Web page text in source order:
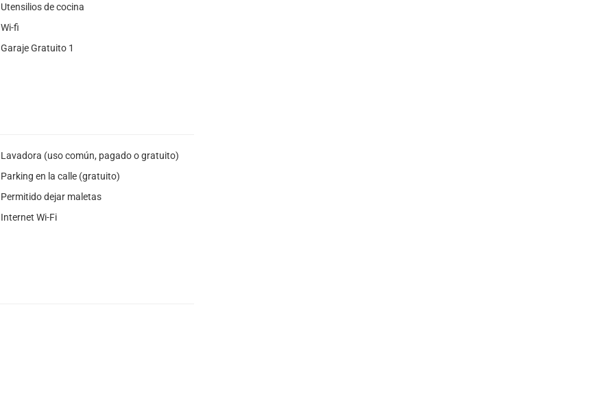
Utensilios de cocina
Wi-fi
Garaje Gratuito 1
Lavadora (uso común, pagado o gratuito)
Parking en la calle (gratuito)
Permitido dejar maletas
Internet Wi-Fi